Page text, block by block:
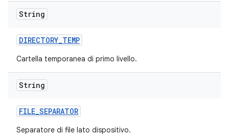
String
DIRECTORY_TEMP
Cartella temporanea di primo livello.
String
FILE_SEPARATOR
Separatore di file lato dispositivo.